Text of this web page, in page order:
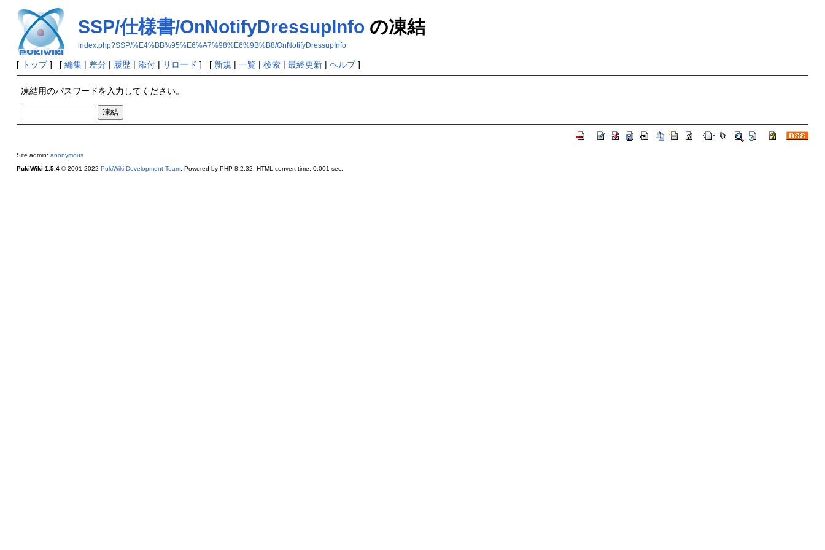
SSP/仕様書/OnNotifyDressupInfoの凍結
index.php?SSP/%E4%BB%95%E6%A7%98%E6%9B%B8/OnNotifyDressupInfo
[ トップ] [ 編集| 差分| 履歴| 添付| リロード ] [ 新規 | 一覧| 検索| 最終更新| ヘルプ]
凍結用のパスワードを入力してください。
Site admin: anonymous
PukiWiki 1.5.4© 2001-2022 PukiWiki Development Team. Powered by PHP 8.2.32. HTML convert time: 0.001 sec.